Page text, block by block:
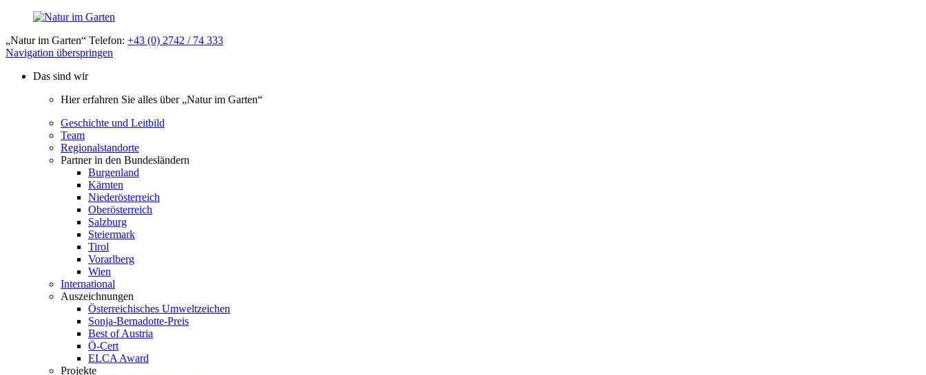
„Natur im Garten“ Telefon: +43 (0) 2742 / 74 333
Navigation überspringen
Das sind wir
Hier erfahren Sie alles über „Natur im Garten“
Geschichte und Leitbild
Team
Regionalstandorte
Partner in den Bundesländern
Burgenland
Kärnten
Niederösterreich
Oberösterreich
Salzburg
Steiermark
Tirol
Vorarlberg
Wien
International
Auszeichnungen
Österreichisches Umweltzeichen
Sonja-Bernadotte-Preis
Best of Austria
Ö-Cert
ELCA Award
Projekte